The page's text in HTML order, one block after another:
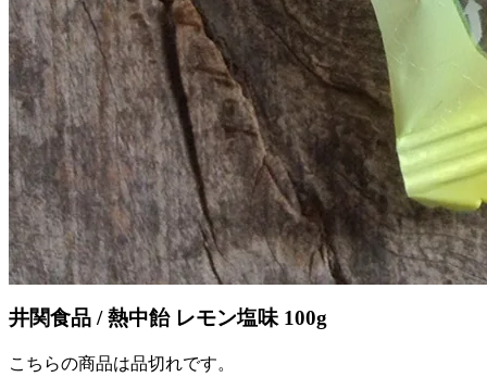
井関食品 / 熱中飴 レモン塩味 100g
こちらの商品は品切れです。